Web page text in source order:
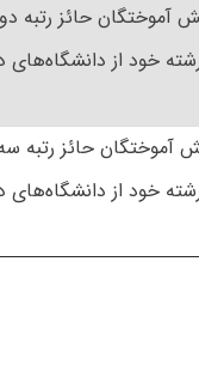
آموختگان حائز رتبه
خود از دانشگاه‌های
آموختگان حائز رتبه
خود از دانشگاه‌های